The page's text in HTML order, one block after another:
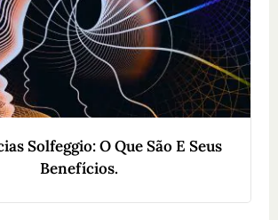
Solfeggio: O Que São E Seus
Benefícios.